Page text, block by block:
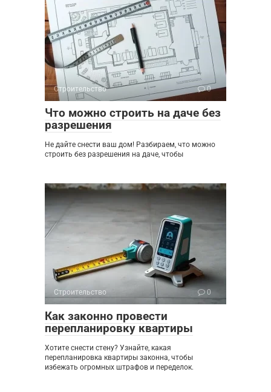
Строительство 0
Что можно строить на даче без
разрешения
Не дайте снести ваш дом! Разбираем, что можно
строить без разрешения на даче, чтобы
Строительство 0
Как законно провести
перепланировку квартиры
Хотите снести стену? Узнайте, какая
перепланировка квартиры законна, чтобы
избежать огромных штрафов и переделок.